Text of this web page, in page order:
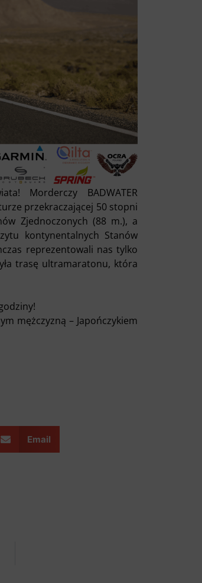
Morderczy BADWATER
przekraczającej 50 stopni
Zjednoczonych (88 m.), a
kontynentalnych Stanów
reprezentowali nas tylko
trasę ultramaratonu, która
mężczyzną – Japończykiem
Email